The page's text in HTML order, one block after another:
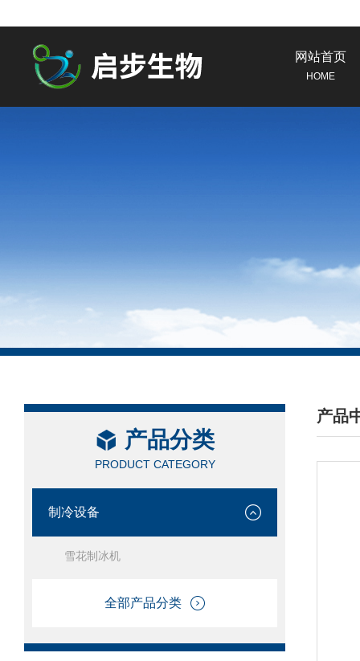
网站首页
HOME
产品分类
PRODUCT CATEGORY
制冷设备
雪花制冰机
全部产品分类
产品
/